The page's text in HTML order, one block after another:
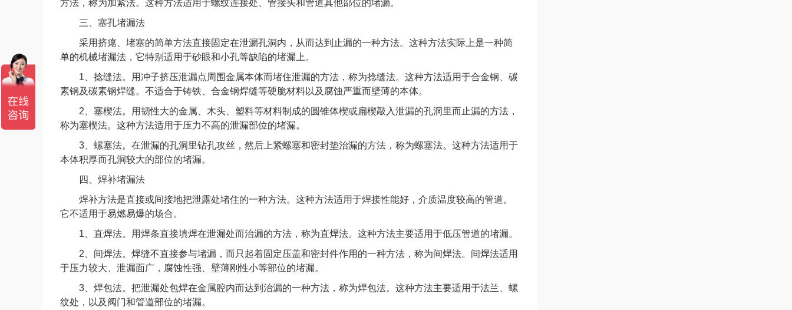
方法，称为加紧法。这种方法适用于螺纹连接处、管接头和管道其他部位的堵漏。
三、塞孔堵漏法
采用挤瘪、堵塞的简单方法直接固定在泄漏孔洞内，从而达到止漏的一种方法。这种方法实际上是一种简
单的机械堵漏法，它特别适用于砂眼和小孔等缺陷的堵漏上。
1、捻缝法。用冲子挤压泄漏点周围金属本体而堵住泄漏的方法，称为捻缝法。这种方法适用于合金钢、碳
素钢及碳素钢焊缝。不适合于铸铁、合金钢焊缝等硬脆材料以及腐蚀严重而壁薄的本体。
2、塞楔法。用韧性大的金属、木头、塑料等材料制成的圆锥体楔或扁楔敲入泄漏的孔洞里而止漏的方法，
称为塞楔法。这种方法适用于压力不高的泄漏部位的堵漏。
3、螺塞法。在泄漏的孔洞里钻孔攻丝，然后上紧螺塞和密封垫治漏的方法，称为螺塞法。这种方法适用于
本体积厚而孔洞较大的部位的堵漏。
四、焊补堵漏法
焊补方法是直接或间接地把泄露处堵住的一种方法。这种方法适用于焊接性能好，介质温度较高的管道。
它不适用于易燃易爆的场合。
1、直焊法。用焊条直接填焊在泄漏处而治漏的方法，称为直焊法。这种方法主要适用于低压管道的堵漏。
2、间焊法。焊缝不直接参与堵漏，而只起着固定压盖和密封件作用的一种方法，称为间焊法。间焊法适用
于压力较大、泄漏面广，腐蚀性强、壁薄刚性小等部位的堵漏。
3、焊包法。把泄漏处包焊在金属腔内而达到治漏的一种方法，称为焊包法。这种方法主要适用于法兰、螺
纹处，以及阀门和管道部位的堵漏。